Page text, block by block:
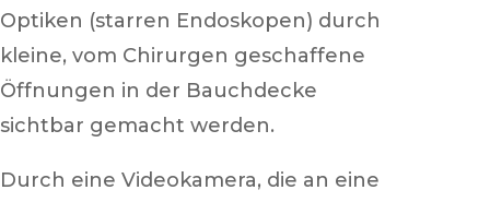
Optiken (starren Endoskopen) durch
kleine, vom Chirurgen geschaffene
Öffnungen in der Bauchdecke
sichtbar gemacht werden.
Durch eine Videokamera, die an eine